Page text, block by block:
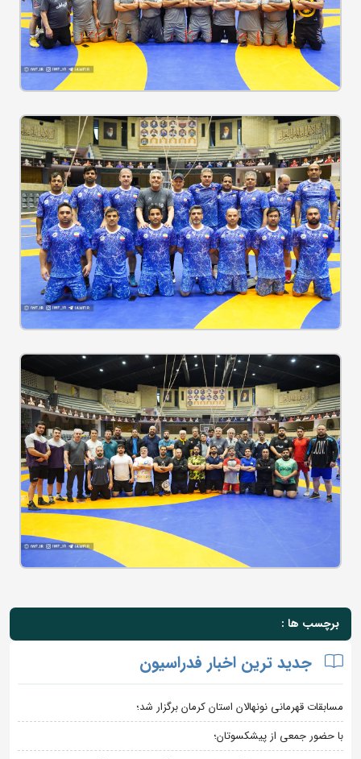
برچسب ها :
جدید ترین اخبار فدراسیون
مسابقات قهرمانی نونهالان استان کرمان برگزار شد؛
با حضور جمعی از پیشکسوتان؛